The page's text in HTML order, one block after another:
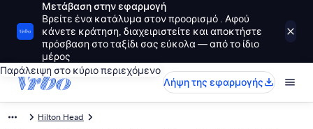
Μετάβαση στην εφαρμογή
Βρείτε ένα κατάλυμα στον προορισμό . Αφού
κάνετε κράτηση, διαχειριστείτε και αποκτήστε
πρόσβαση στο ταξίδι σας εύκολα — από το ίδιο
μέρος
Παράλειψη στο κύριο περιεχόμενο
Λήψη της εφαρμογής
Hilton Head